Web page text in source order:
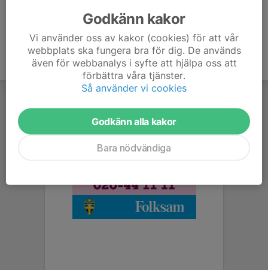
Godkänn kakor
Vi använder oss av kakor (cookies) för att vår
webbplats ska fungera bra för dig. De används
även för webbanalys i syfte att hjälpa oss att
förbättra våra tjänster.
Så använder vi cookies
Godkänn alla kakor
Bara nödvändiga